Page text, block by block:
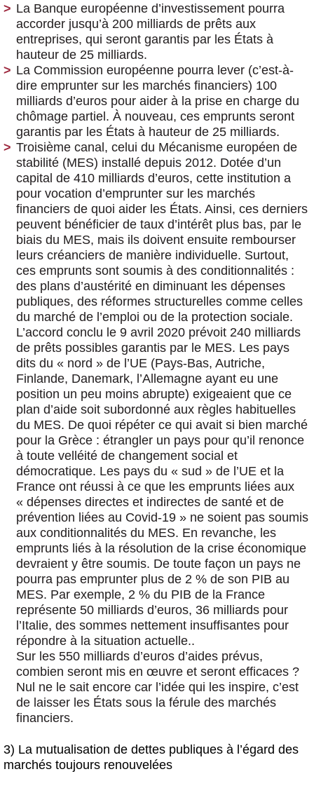
La Banque européenne d’investissement pourra
accorder jusqu’à 200 milliards de prêts aux
entreprises, qui seront garantis par les États à
hauteur de 25 milliards.
La Commission européenne pourra lever (c’est-à-
dire emprunter sur les marchés financiers) 100
milliards d’euros pour aider à la prise en charge du
chômage partiel. À nouveau, ces emprunts seront
garantis par les États à hauteur de 25 milliards.
Troisième canal, celui du Mécanisme européen de
stabilité (MES) installé depuis 2012. Dotée d’un
capital de 410 milliards d’euros, cette institution a
pour vocation d’emprunter sur les marchés
financiers de quoi aider les États. Ainsi, ces derniers
peuvent bénéficier de taux d’intérêt plus bas, par le
biais du MES, mais ils doivent ensuite rembourser
leurs créanciers de manière individuelle. Surtout,
ces emprunts sont soumis à des conditionnalités :
des plans d’austérité en diminuant les dépenses
publiques, des réformes structurelles comme celles
du marché de l’emploi ou de la protection sociale.
L’accord conclu le 9 avril 2020 prévoit 240 milliards
de prêts possibles garantis par le MES. Les pays
dits du « nord » de l’UE (Pays-Bas, Autriche,
Finlande, Danemark, l’Allemagne ayant eu une
position un peu moins abrupte) exigeaient que ce
plan d’aide soit subordonné aux règles habituelles
du MES. De quoi répéter ce qui avait si bien marché
pour la Grèce : étrangler un pays pour qu’il renonce
à toute velléité de changement social et
démocratique. Les pays du « sud » de l’UE et la
France ont réussi à ce que les emprunts liées aux
« dépenses directes et indirectes de santé et de
prévention liées au Covid-19 » ne soient pas soumis
aux conditionnalités du MES. En revanche, les
emprunts liés à la résolution de la crise économique
devraient y être soumis. De toute façon un pays ne
pourra pas emprunter plus de 2 % de son PIB au
MES. Par exemple, 2 % du PIB de la France
représente 50 milliards d’euros, 36 milliards pour
l’Italie, des sommes nettement insuffisantes pour
répondre à la situation actuelle..
Sur les 550 milliards d’euros d’aides prévus,
combien seront mis en œuvre et seront efficaces ?
Nul ne le sait encore car l’idée qui les inspire, c’est
de laisser les États sous la férule des marchés
financiers.
3) La mutualisation de dettes publiques à l’égard des
marchés toujours renouvelées